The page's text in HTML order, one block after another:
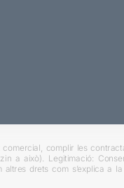
complir les
a això). Legitimació:
drets com s’explica a la